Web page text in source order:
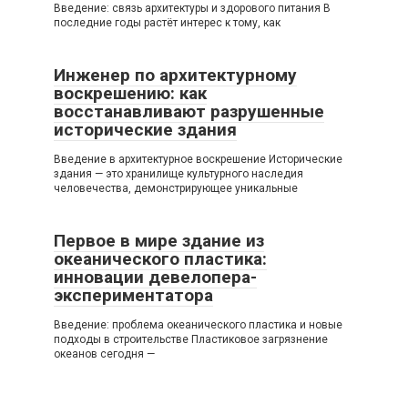
Введение: связь архитектуры и здорового питания В
последние годы растёт интерес к тому, как
Инженер по архитектурному
воскрешению: как
восстанавливают разрушенные
исторические здания
Введение в архитектурное воскрешение Исторические
здания — это хранилище культурного наследия
человечества, демонстрирующее уникальные
Первое в мире здание из
океанического пластика:
инновации девелопера-
экспериментатора
Введение: проблема океанического пластика и новые
подходы в строительстве Пластиковое загрязнение
океанов сегодня —